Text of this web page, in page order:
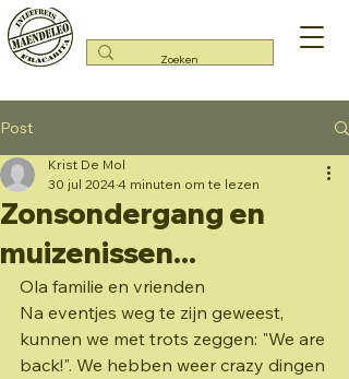
Post
Zonsondergang en
muizenissen...
Krist De Mol
30 jul 20244 minuten om te lezen
Ola familie en vrienden
Na eventjes weg te zijn geweest,
kunnen we met trots zeggen: "We are
back!". We hebben weer crazy dingen